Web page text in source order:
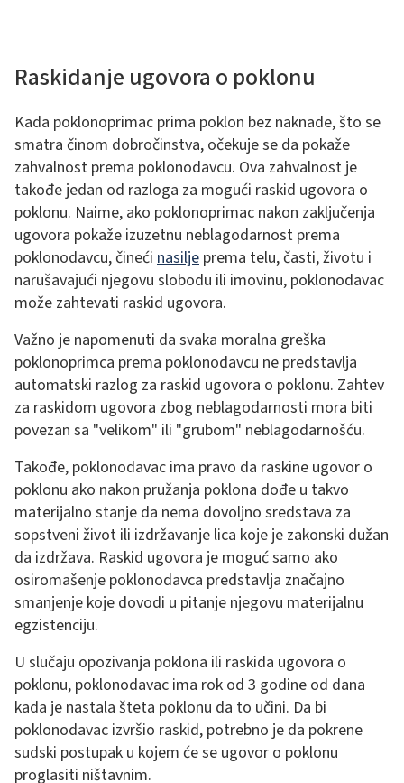
Raskidanje ugovora o poklonu
Kada poklonoprimac prima poklon bez naknade, što se
smatra činom dobročinstva, očekuje se da pokaže
zahvalnost prema poklonodavcu. Ova zahvalnost je
takođe jedan od razloga za mogući raskid ugovora o
poklonu. Naime, ako poklonoprimac nakon zaključenja
ugovora pokaže izuzetnu neblagodarnost prema
poklonodavcu, čineći nasilje prema telu, časti, životu i
narušavajući njegovu slobodu ili imovinu, poklonodavac
može zahtevati raskid ugovora.
Važno je napomenuti da svaka moralna greška
poklonoprimca prema poklonodavcu ne predstavlja
automatski razlog za raskid ugovora o poklonu. Zahtev
za raskidom ugovora zbog neblagodarnosti mora biti
povezan sa "velikom" ili "grubom" neblagodarnošću.
Takođe, poklonodavac ima pravo da raskine ugovor o
poklonu ako nakon pružanja poklona dođe u takvo
materijalno stanje da nema dovoljno sredstava za
sopstveni život ili izdržavanje lica koje je zakonski dužan
da izdržava. Raskid ugovora je moguć samo ako
osiromašenje poklonodavca predstavlja značajno
smanjenje koje dovodi u pitanje njegovu materijalnu
egzistenciju.
U slučaju opozivanja poklona ili raskida ugovora o
poklonu, poklonodavac ima rok od 3 godine od dana
kada je nastala šteta poklonu da to učini. Da bi
poklonodavac izvršio raskid, potrebno je da pokrene
sudski postupak u kojem će se ugovor o poklonu
proglasiti ništavnim.